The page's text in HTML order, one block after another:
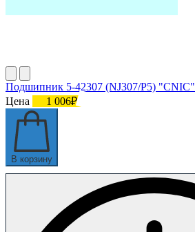
Подшипник 5-42307 (NJ307/P5) "CNIC"
Цена
1 006₽
В корзину